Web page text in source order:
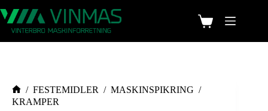
/ FESTEMIDLER / MASKINSPIKRING /
KRAMPER